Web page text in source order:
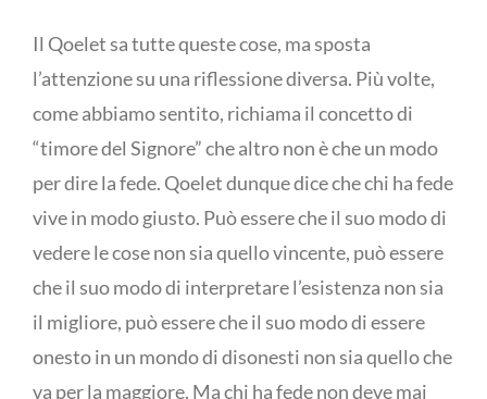
Il Qoelet sa tutte queste cose, ma sposta
l’attenzione su una riflessione diversa. Più volte,
come abbiamo sentito, richiama il concetto di
“timore del Signore” che altro non è che un modo
per dire la fede. Qoelet dunque dice che chi ha fede
vive in modo giusto. Può essere che il suo modo di
vedere le cose non sia quello vincente, può essere
che il suo modo di interpretare l’esistenza non sia
il migliore, può essere che il suo modo di essere
onesto in un mondo di disonesti non sia quello che
va per la maggiore. Ma chi ha fede non deve mai